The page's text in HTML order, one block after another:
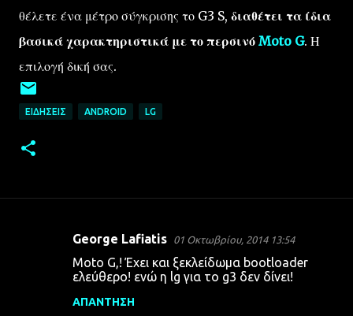
θέλετε ένα μέτρο σύγκρισης το G3 S, διαθέτει τα ίδια
βασικά χαρακτηριστικά με το περσινό Moto G. Η
επιλογή δική σας.
ΕΙΔΉΣΕΙΣ ANDROID LG
George Lafiatis 01 Οκτωβρίου, 2014 13:54
Moto G,! Έχει και ξεκλείδωμα bootloader
ελεύθερο! ενώ η lg για το g3 δεν δίνει!
ΑΠΆΝΤΗΣΗ